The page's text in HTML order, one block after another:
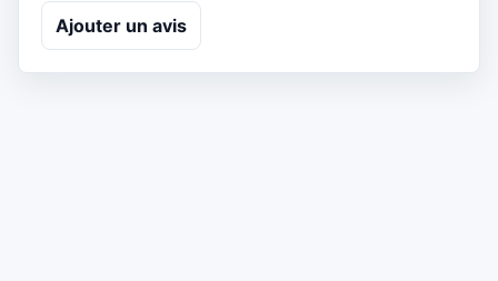
Ajouter un avis